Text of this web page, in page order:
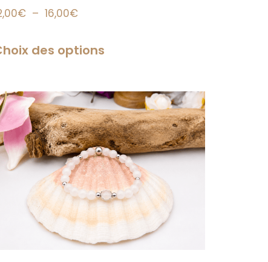
€ – 16,00€
des options